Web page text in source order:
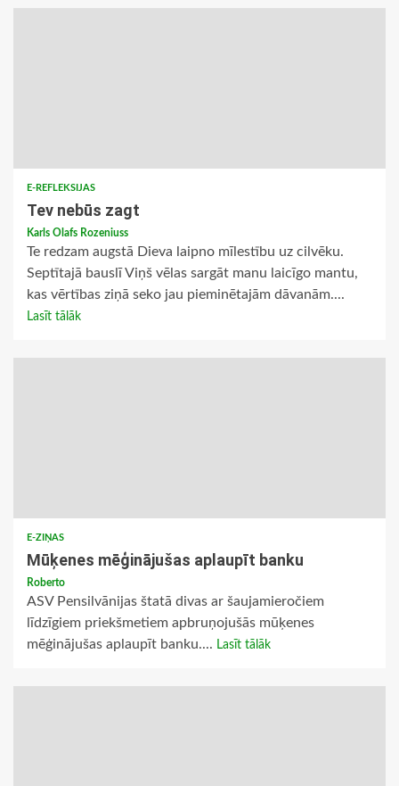
E-REFLEKSIJAS
Tev nebūs zagt
Karls Olafs Rozeniuss
Te redzam augstā Dieva laipno mīlestību uz cilvēku.
Septītajā bauslī Viņš vēlas sargāt manu laicīgo mantu,
kas vērtības ziņā seko jau pieminētajām dāvanām....
Lasīt tālāk
E-ZIŅAS
Mūķenes mēģinājušas aplaupīt banku
Roberto
ASV Pensilvānijas štatā divas ar šaujamieročiem
līdzīgiem priekšmetiem apbruņojušās mūķenes
mēģinājušas aplaupīt banku.... Lasīt tālāk